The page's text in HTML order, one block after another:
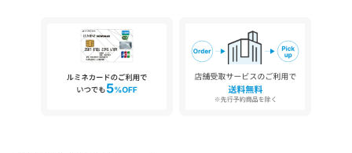
※商品に「取り扱い上の注意書き」、「洗濯表示」がございます
場合は、使用前に必ずご確認ください。
※商品画像は、光の当たり具合やパソコンなどの閲覧環境によ
り、実際の色味と異なって見える場合がございます。あらかじめ